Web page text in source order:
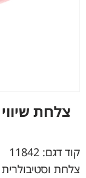
צלחת
קוד דגם: 11842
צלחת וסטיבולרית